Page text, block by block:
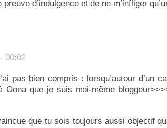
d’indulgence et de ne m’infliger
00:02
pas bien compris : lorsqu’autour d’un
Oona que je suis moi-même
que tu sois toujours aussi objectif